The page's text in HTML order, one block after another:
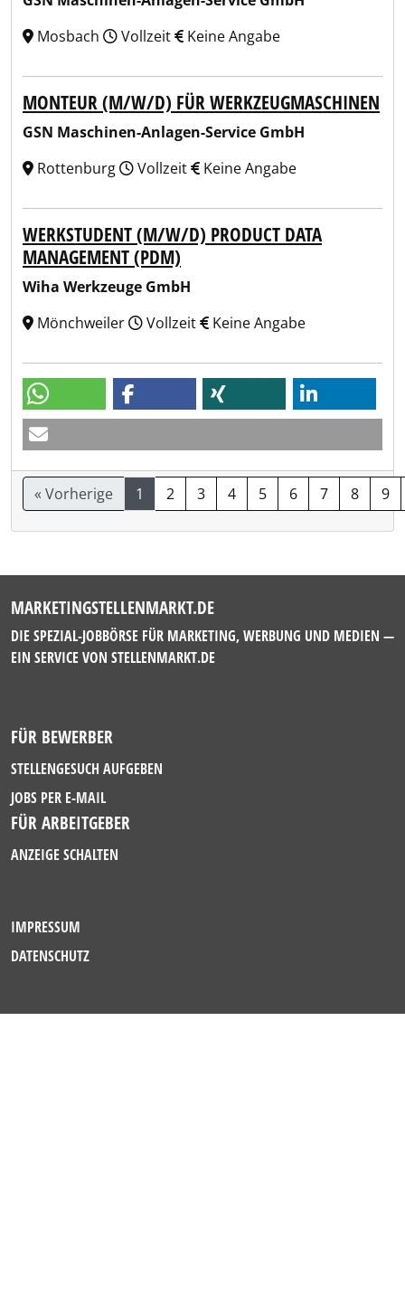
Mosbach
Vollzeit Keine Angabe
MONTEUR (M/W/D) FÜR WERKZEUGMASCHINEN
GSN Maschinen-Anlagen-Service GmbH
Rottenburg
Vollzeit Keine Angabe
WERKSTUDENT (M/W/D) PRODUCT DATA
MANAGEMENT (PDM)
Wiha Werkzeuge GmbH
Mönchweiler
Vollzeit Keine Angabe
« Vorherige 1 2 3 4 5 6 7 8 9
MARKETINGSTELLENMARKT.DE
DIE SPEZIAL-JOBBÖRSE FÜR MARKETING, WERBUNG UND MEDIEN —
EIN SERVICE VON STELLENMARKT.DE
FÜR BEWERBER
STELLENGESUCH AUFGEBEN
JOBS PER E-MAIL
FÜR ARBEITGEBER
ANZEIGE SCHALTEN
IMPRESSUM
DATENSCHUTZ